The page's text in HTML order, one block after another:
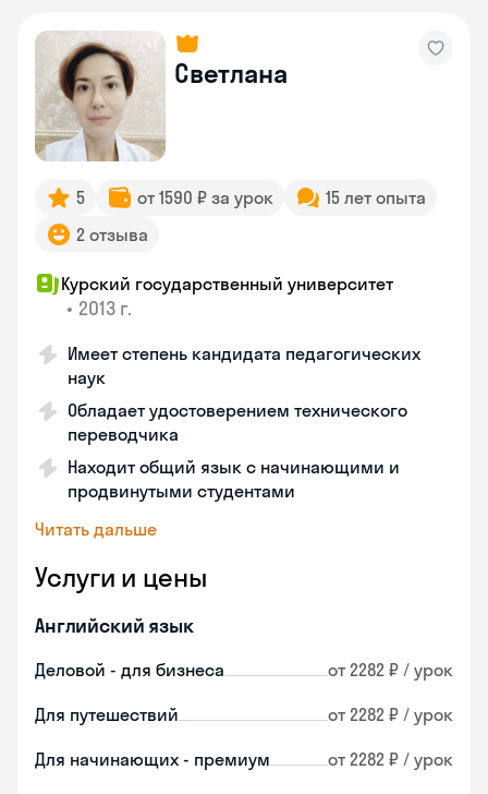
Светлана
5 от 1590 ₽ за урок
15 лет опыта
2 отзыва
Курский государственный университет
• 2013 г.
Имеет степень кандидата педагогических
наук
Обладает удостоверением технического
переводчика
Находит общий язык с начинающими и
продвинутыми студентами
Читать дальше
Услуги и цены
Английский язык
Деловой - для бизнеса от 2282 ₽ / урок
Для путешествий от 2282 ₽ / урок
Для начинающих - премиум от 2282 ₽ / урок